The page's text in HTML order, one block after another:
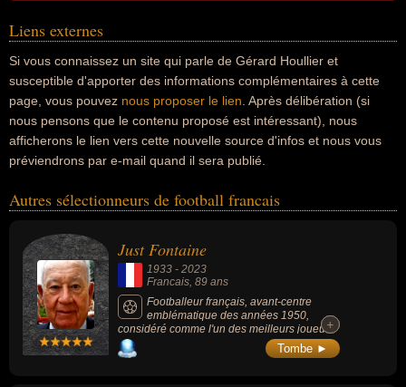
Liens externes
Si vous connaissez un site qui parle de Gérard Houllier et
susceptible d'apporter des informations complémentaires à cette
page, vous pouvez nous proposer le lien . Après délibération (si
nous pensons que le contenu proposé est intéressant), nous
afficherons le lien vers cette nouvelle source d'infos et nous vous
préviendrons par e-mail quand il sera publié.
Autres sélectionneurs de football francais
Just Fontaine
1933 - 2023
Francais, 89 ans
Footballeur français, avant-centre
emblématique des années 1950,
considéré comme l'un des meilleurs joueurs
français : 4 titres de champion de France
entre 1956 et 1962, sélectionné à 21
+
+
Tombe ►